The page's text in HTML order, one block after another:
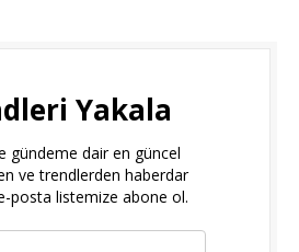
Yakala
gündeme dair en güncel
ve trendlerden haberdar
posta listemize abone ol.